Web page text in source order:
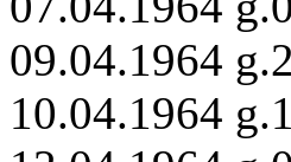
09.04.1964
10.04.1964